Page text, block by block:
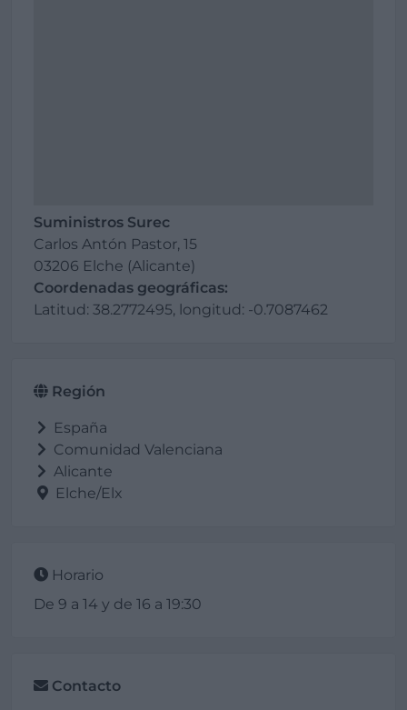
Suministros Surec
Carlos Antón Pastor, 15
03206 Elche (Alicante)
Coordenadas geográficas:
Latitud: 38.2772495, longitud: -0.7087462
Región
España
Comunidad Valenciana
Alicante
Elche/Elx
Horario
De 9 a 14 y de 16 a 19:30
Contacto